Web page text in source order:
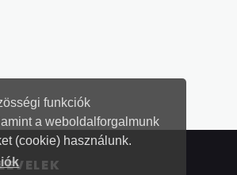
funkciók
a weboldalforgalmunk
(cookie) használunk.